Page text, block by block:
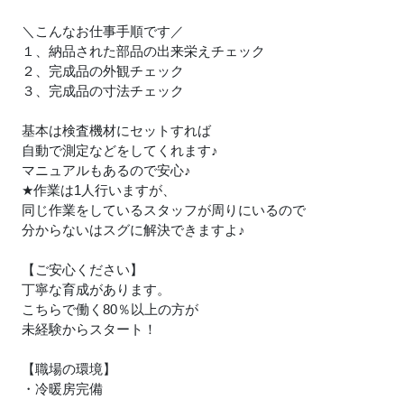
＼こんなお仕事手順です／
１、納品された部品の出来栄えチェック
２、完成品の外観チェック
３、完成品の寸法チェック
基本は検査機材にセットすれば
自動で測定などをしてくれます♪
マニュアルもあるので安心♪
★作業は1人行いますが、
同じ作業をしているスタッフが周りにいるので
分からないはスグに解決できますよ ♪
【ご安心ください】
丁寧な育成があります。
こちらで働く80％以上の方が
未経験からスタート！
【職場の環境】
・冷暖房完備